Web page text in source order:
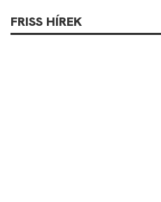
FRISS HÍREK